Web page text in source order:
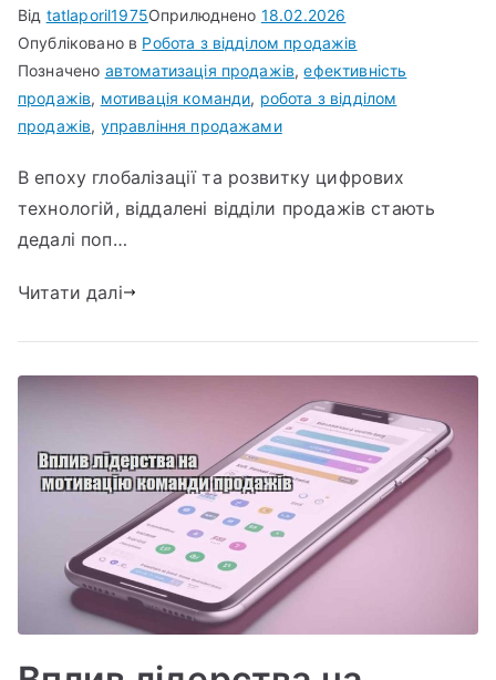
Від tatlaporil1975Оприлюднено 18.02.2026
Опубліковано в Робота з відділом продажів
Позначено автоматизація продажів,ефективність
продажів, мотивація команди, робота з відділом
продажів, управління продажами
В епоху глобалізації та розвитку цифрових
технологій, віддалені відділи продажів стають
дедалі поп…
Читати далі